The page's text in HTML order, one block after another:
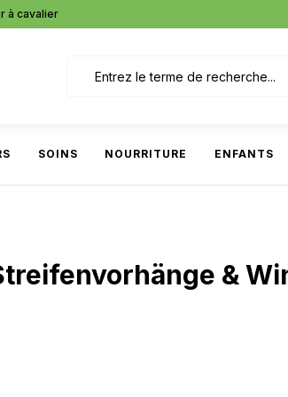
à cavalier
SOINS NOURRITURE ENFANTS
&